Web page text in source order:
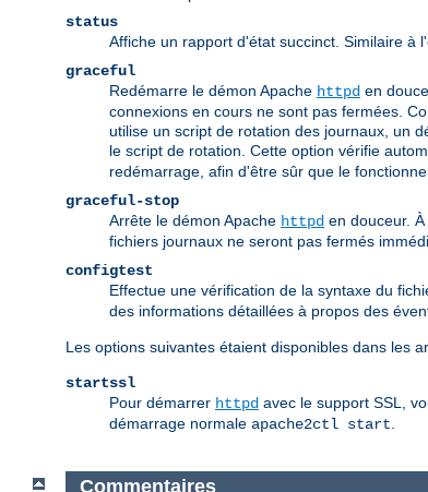
status
Affiche un rapport d'état succinct. Similaire à
graceful
Redémarre le démon Apache httpd en
connexions en cours ne sont pas fermées.
utilise un script de rotation des journaux, un
le script de rotation. Cette option vérifie
redémarrage, afin d'être sûr que le
graceful-stop
Arrête le démon Apache httpd en douceur.
fichiers journaux ne seront pas fermés
configtest
Effectue une vérification de la syntaxe du
des informations détaillées à propos des
Les options suivantes étaient disponibles dans les
startssl
Pour démarrer httpd avec le support SSL,
démarrage normale apache2ctl start
Commentaires